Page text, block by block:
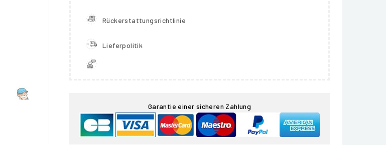

Rückerstattungsrichtlinie
Lieferpolitik
Garantie einer sicheren Zahlung